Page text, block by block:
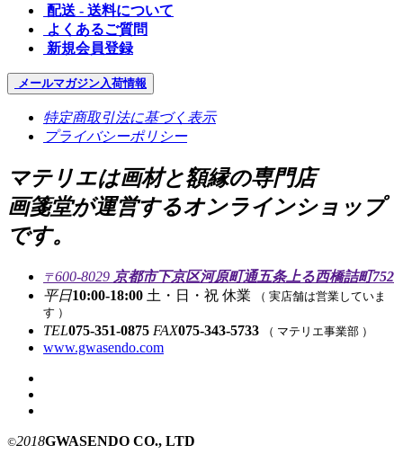
配送 - 送料について
よくあるご質問
新規会員登録
メールマガジン入荷情報
特定商取引法に基づく表示
プライバシーポリシー
マテリエは画材と額縁の専門店
画箋堂が運営するオンラインショップ
です。
〒600-8029 京都市下京区河原町通五条上る西橋詰町752
平日10:00-18:00 土・日・祝 休業 （ 実店舗は営業していま
す ）
TEL075-351-0875 FAX075-343-5733 （ マテリエ事業部 ）
www.gwasendo.com
©2018GWASENDO CO., LTD